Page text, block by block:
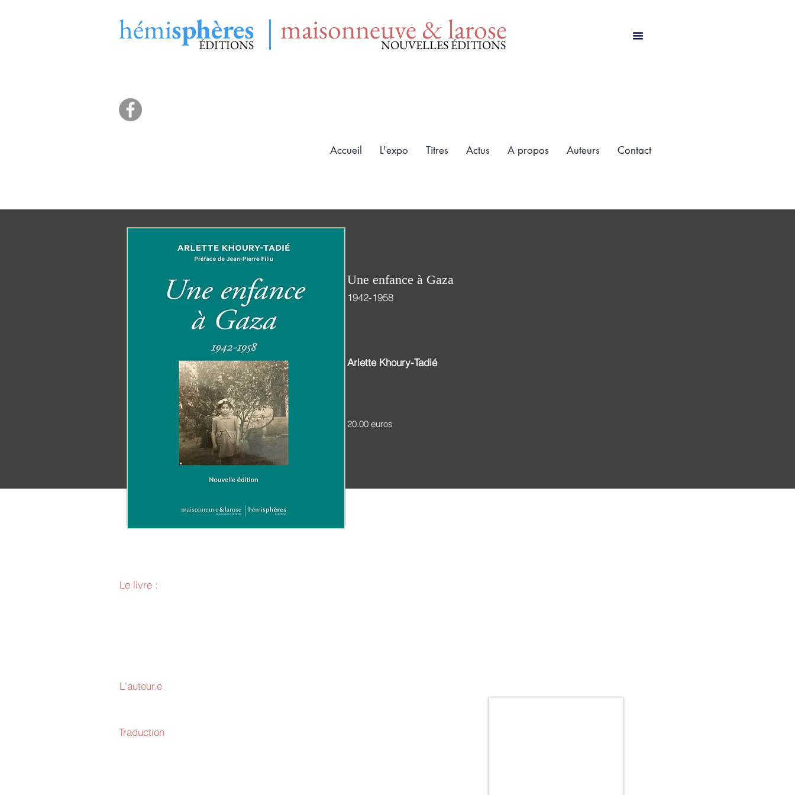
hémisphères
ÉDITIONS maisonneuve & larose
NOUVELLES ÉDITIONS
Accueil L'expo Titres Actus A propos Auteurs Contact
20.00 euros
Arlette Khoury-Tadié
Une enfance à Gaza
1942-1958
Le livre :
L'auteur.e
Traduction